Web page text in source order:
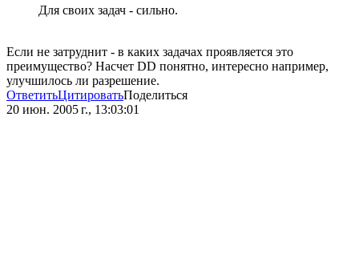
Для своих задач - сильно.
Если не затруднит - в каких задачах проявляется это
преимущество? Насчет DD понятно, интересно например,
улучшилось ли разрешение.
ОтветитьЦитироватьПоделиться
20 июн. 2005 г., 13:03:01